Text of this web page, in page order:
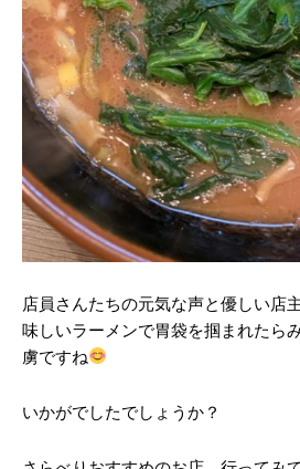
店員さんたちの元気な声と優しい店
味しいラーメンで胃袋を掴まれたら
虜ですね
いかがでしたでしょうか？